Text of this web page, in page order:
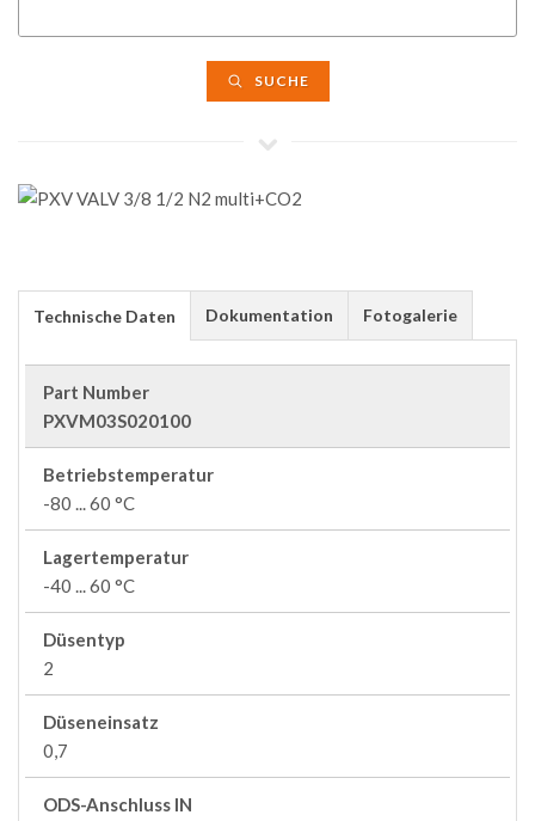
SUCHE
Technische Daten Dokumentation Fotogalerie
Part Number
PXVM03S020100
Betriebstemperatur
-80 ... 60 °C
Lagertemperatur
-40 ... 60 °C
Düsentyp
2
Düseneinsatz
0,7
ODS-Anschluss IN